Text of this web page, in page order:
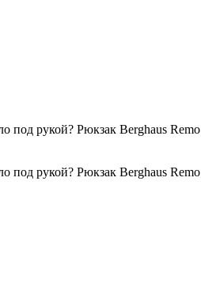
под рукой? Рюкзак Berghaus Remo
под рукой? Рюкзак Berghaus Remo